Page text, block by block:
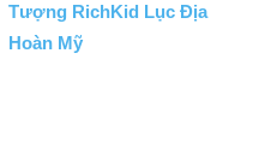
Tượng RichKid Lục Địa
Hoàn Mỹ